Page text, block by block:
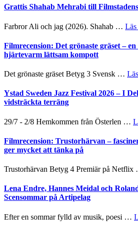
I
to
–
Fox
Dana
Grattis Shahab Mehrabi till
Farbror Ali och jag (2026). Shahab … Läs
Filmrecension: Det grönaste gräset –
hjärtevarm lättsam kompott
Det grönaste gräset Betyg 3 Svensk …
Ystad Sweden Jazz Festival 2026 – I
vidsträckta terräng
29/7 - 2/8 Hemkommen från Österlen …
Filmrecension: Trustorhärvan –
ger mycket att tänka på
Trustorhärvan Betyg 4 Premiär på
Lena Endre, Hannes Meidal och
Scensommar på Artipelag
Efter en sommar fylld av musik, poesi …